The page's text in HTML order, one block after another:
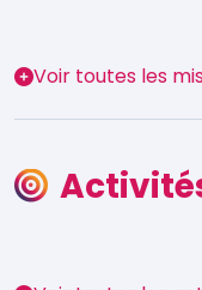
Voir toutes les